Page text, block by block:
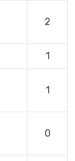
2
1
1
0